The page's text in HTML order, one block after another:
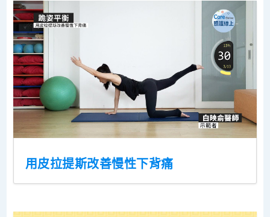
用皮拉提斯改善慢性下背痛